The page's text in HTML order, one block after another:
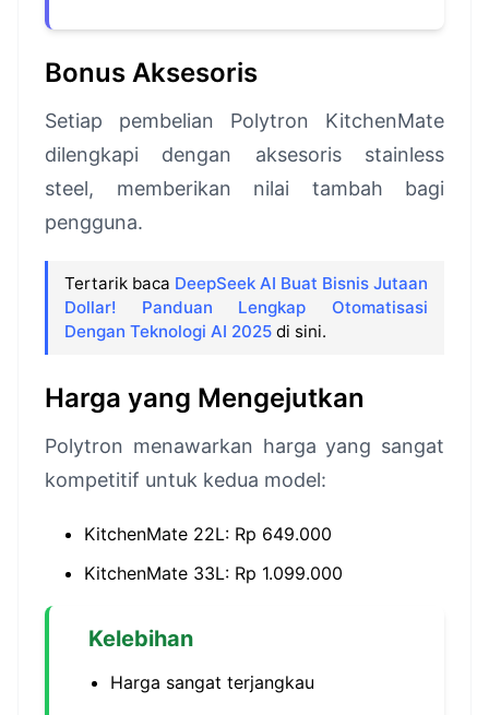
Bonus Aksesoris
Setiap pembelian Polytron KitchenMate
dilengkapi dengan aksesoris stainless
steel, memberikan nilai tambah bagi
pengguna.
Tertarik baca DeepSeek AI Buat Bisnis Jutaan
Dollar! Panduan Lengkap Otomatisasi
Dengan Teknologi AI 2025 di sini.
Harga yang Mengejutkan
Polytron menawarkan harga yang sangat
kompetitif untuk kedua model:
KitchenMate 22L: Rp 649.000
KitchenMate 33L: Rp 1.099.000
Kelebihan
Harga sangat terjangkau